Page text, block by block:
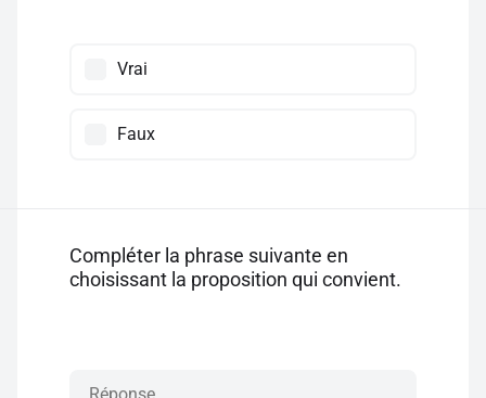
Vrai
Faux
Compléter la phrase suivante en
choisissant la proposition qui convient.